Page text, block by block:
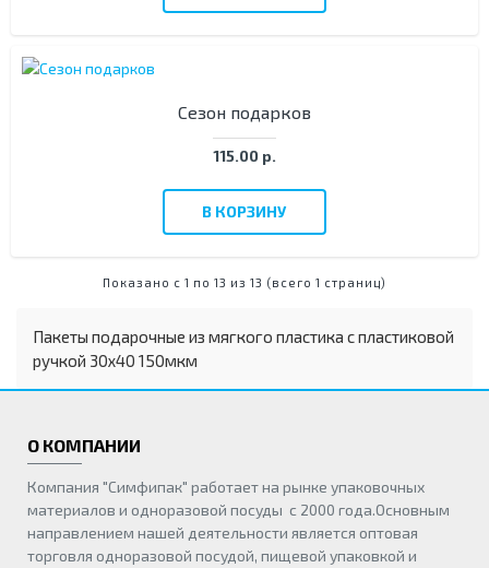
Пакеты подарочные из мягкого пластика с пластиковой
ручкой 30х40 150мкм
Сезон подарков
115.00 р.
В КОРЗИНУ
Показано с 1 по 13 из 13 (всего 1 страниц)
О КОМПАНИИ
Компания "Симфипак" работает на рынке упаковочных
материалов и одноразовой посуды с 2000 года.Основным
направлением нашей деятельности является оптовая
торговля одноразовой посудой, пищевой упаковкой и